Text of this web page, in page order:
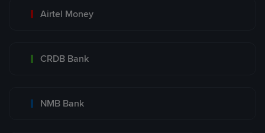
Airtel Money
CRDB Bank
NMB Bank